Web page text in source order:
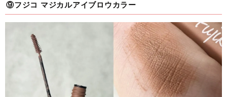
⑨フジコ マジカルアイブロウカラー